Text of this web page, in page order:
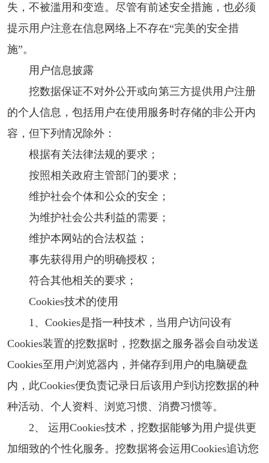
失，不被滥用和变造。尽管有前述安全措施，也必须
提示用户注意在信息网络上不存在“完美的安全措
施”。
用户信息披露
挖数据保证不对外公开或向第三方提供用户注册
的个人信息，包括用户在使用服务时存储的非公开内
容，但下列情况除外：
根据有关法律法规的要求；
按照相关政府主管部门的要求；
维护社会个体和公众的安全；
为维护社会公共利益的需要；
维护本网站的合法权益；
事先获得用户的明确授权；
符合其他相关的要求；
Cookies技术的使用
1、Cookies是指一种技术，当用户访问设有
Cookies装置的挖数据时，挖数据之服务器会自动发送
Cookies至用户浏览器内，并储存到用户的电脑硬盘
内，此Cookies便负责记录日后该用户到访挖数据的种
种活动、个人资料、浏览习惯、消费习惯等。
2、 运用Cookies技术，挖数据能够为用户提供更
加细致的个性化服务。挖数据将会运用Cookies追访您